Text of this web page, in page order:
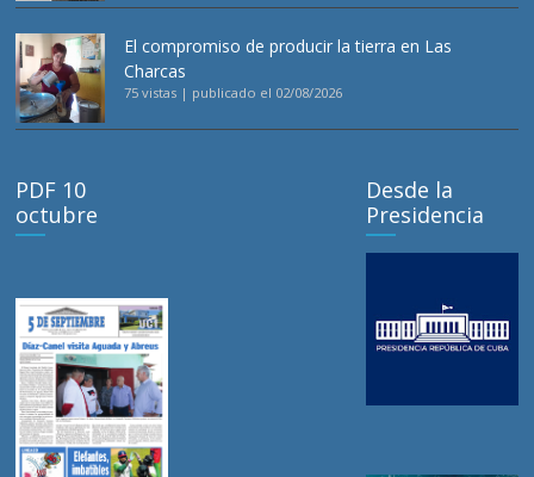
El compromiso de producir la tierra en Las
Charcas
75 vistas | publicado el 02/08/2026
PDF 10
octubre
Desde la
Presidencia